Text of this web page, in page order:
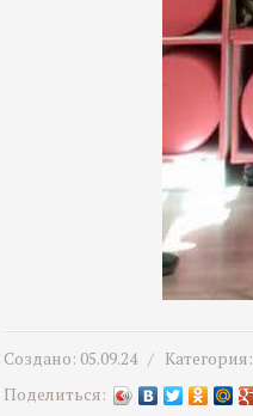
Создано: 05.09.24 / Категория:
Поделиться: